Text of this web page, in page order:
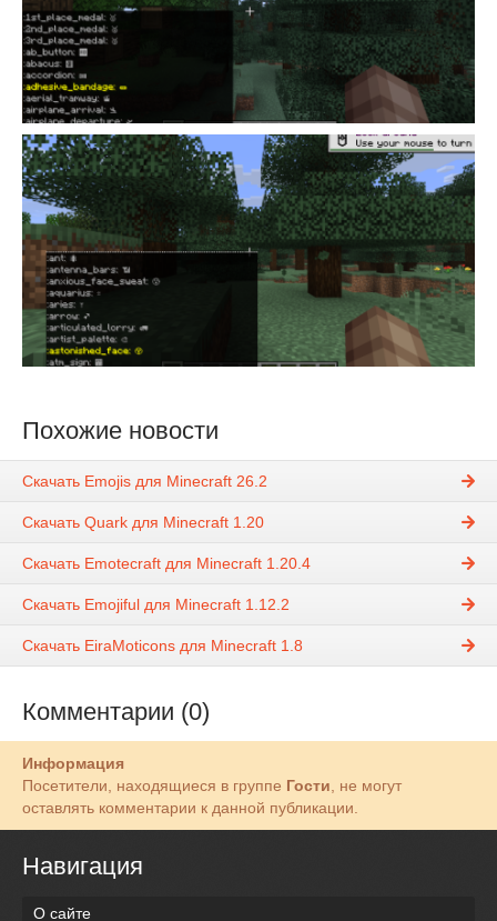
Похожие новости
Скачать Emojis для Minecraft 26.2
Скачать Quark для Minecraft 1.20
Скачать Emotecraft для Minecraft 1.20.4
Скачать Emojiful для Minecraft 1.12.2
Скачать EiraMoticons для Minecraft 1.8
Комментарии (0)
Информация
Посетители, находящиеся в группе Гости, не могут
оставлять комментарии к данной публикации.
Навигация
О сайте